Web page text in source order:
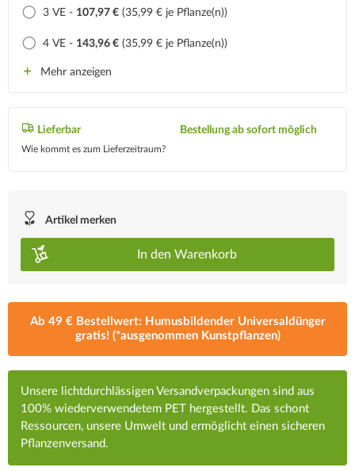
3 VE - 107,97 € (35,99 € je Pflanze(n))
4 VE - 143,96 € (35,99 € je Pflanze(n))
Mehr anzeigen
Lieferbar
Wie kommt es zum Lieferzeitraum?
Bestellung ab sofort möglich
Artikel merken
In den Warenkorb
Ab 49 € Bestellwert: Humusbildender Universaldünger
gratis! (*ausgenommen Kunstpflanzen)
Unsere lichtdurchlässigen Versandverpackungen sind aus
100% wiederverwendetem PET hergestellt. Das schont
Ressourcen, unsere Umwelt und ermöglicht einen sicheren
Pflanzenversand.